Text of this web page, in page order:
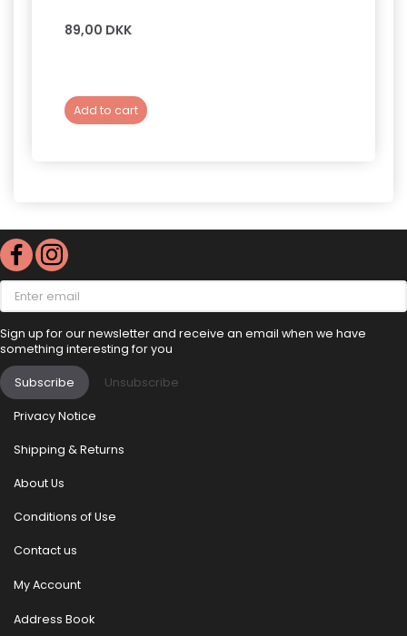
89,00 DKK
Add to cart
Enter
email
Sign up for our newsletter and receive an email when we have
something interesting for you
Subscribe Unsubscribe
Privacy Notice
Shipping & Returns
About Us
Conditions of Use
Contact us
My Account
Address Book